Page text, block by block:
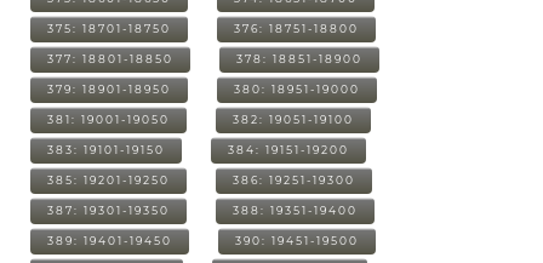
375: 18701-18750 376: 18751-18800
377: 18801-18850 378: 18851-18900
379: 18901-18950 380: 18951-19000
381: 19001-19050 382: 19051-19100
383: 19101-19150 384: 19151-19200
385: 19201-19250 386: 19251-19300
387: 19301-19350 388: 19351-19400
389: 19401-19450 390: 19451-19500